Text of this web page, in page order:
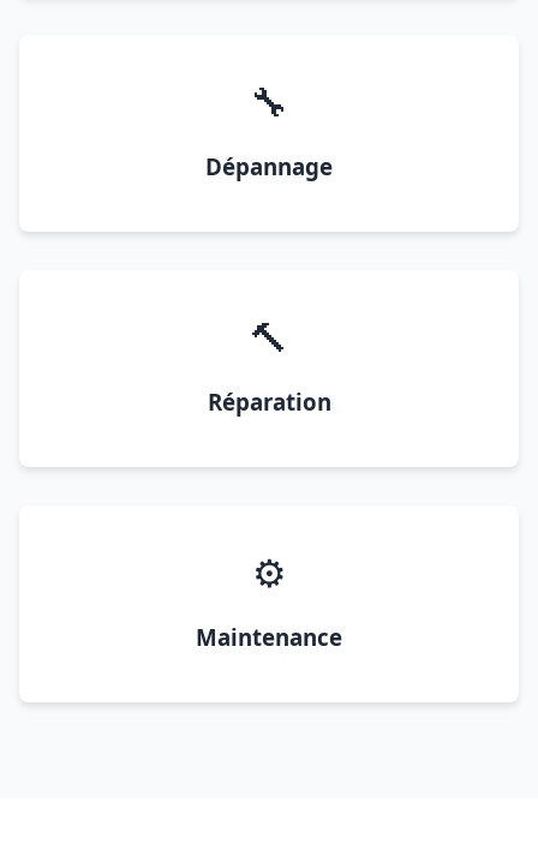
🔧
Dépannage
🔨
Réparation
⚙️
Maintenance